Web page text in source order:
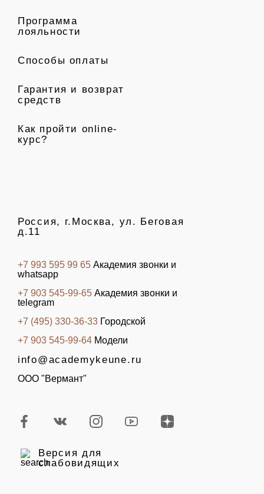
Программа
лояльности
Способы оплаты
Гарантия и возврат
средств
Как пройти online-
курс?
Россия, г.Москва, ул. Беговая
д.11
+7 993 595 99 65 Академия звонки и
whatsapp
+7 903 545-99-65 Академия звонки и
telegram
+7 (495) 330-36-33 Городской
+7 903 545-99-64 Модели
info@academykeune.ru
ООО "Вермант"
Версия для
слабовидящих